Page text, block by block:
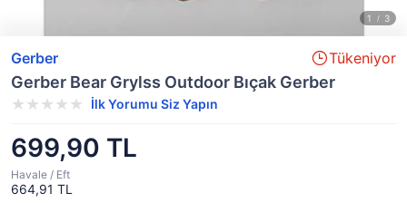
Gerber Tükeniyor
Gerber Bear Grylss Outdoor Bıçak Gerber
İlk Yorumu Siz Yapın
699,90 TL
Havale / Eft
664,91 TL